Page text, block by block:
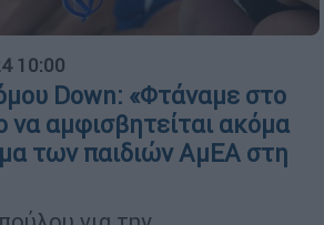
10:00
Down: «Φτάναμε στο
να αμφισβητείται ακόμα
των παιδιών ΑμΕΑ στη